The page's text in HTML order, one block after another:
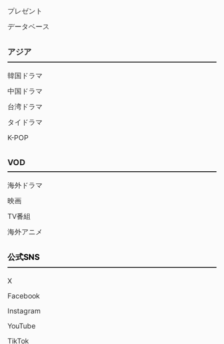
プレゼント
データベース
アジア
韓国ドラマ
中国ドラマ
台湾ドラマ
タイドラマ
K-POP
VOD
海外ドラマ
映画
TV番組
海外アニメ
公式SNS
X
Facebook
Instagram
YouTube
TikTok